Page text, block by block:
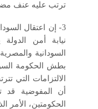
ترتب عليه عنف
3- إن اعتقال
نيابة أمن
السودانية
بطش الحكومة
الالتزامات التي
أن المفوضية قد
الحكومتين، الأمر